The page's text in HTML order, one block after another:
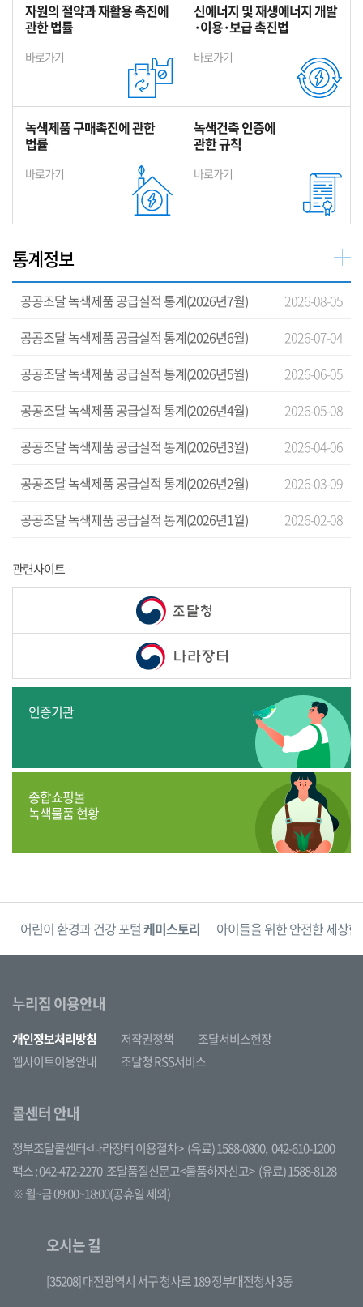
자원의 절약과 재활용 촉진에
관한 법률
바로가기
신에너지 및 재생에너지 개발
·이용·보급 촉진법
바로가기
녹색제품 구매촉진에 관한
법률
바로가기
녹색건축 인증에
관한 규칙
바로가기
통계정보
공공조달 녹색제품 공급실적 통계(2026년7월)
2026-08-05
공공조달 녹색제품 공급실적 통계(2026년6월)
2026-07-04
공공조달 녹색제품 공급실적 통계(2026년5월)
2026-06-05
공공조달 녹색제품 공급실적 통계(2026년4월)
2026-05-08
공공조달 녹색제품 공급실적 통계(2026년3월)
2026-04-06
공공조달 녹색제품 공급실적 통계(2026년2월)
2026-03-09
공공조달 녹색제품 공급실적 통계(2026년1월)
2026-02-08
관련사이트
인증기관
종합쇼핑몰
녹색물품 현황
어린이 환경과 건강 포털케미스토리 아이들을 위한 안전한 세상
누리집 이용안내
개인정보처리방침 저작권정책
조달서비스헌장
웹사이트이용안내
조달청 RSS서비스
콜센터 안내
정부조달콜센터<나라장터 이용절차> (유료) 1588-0800, 042-610-1200
팩스 : 042-472-2270 조달품질신문고<물품하자신고> (유료) 1588-8128
※ 월~금 09:00~18:00(공휴일 제외)
오시는 길
[35208] 대전광역시 서구 청사로 189 정부대전청사 3동